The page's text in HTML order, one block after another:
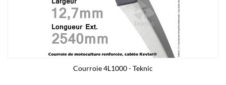
Courroie 4L1000 - Teknic